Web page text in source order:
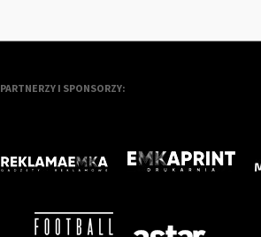
PARTNERZY I SPONSORZY: